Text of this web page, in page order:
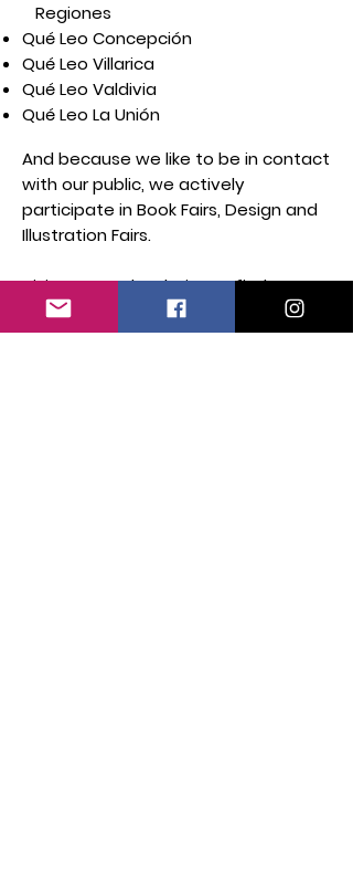
Regiones
Qué Leo Concepción
Qué Leo Villarica
Qué Leo Valdivia
Qué Leo La Unión
And because we like to be in contact
with our public, we actively
participate in Book Fairs, Design and
Illustration Fairs.
Visit our Facebook site to find out
about the upcoming fairs in which
we will participate.